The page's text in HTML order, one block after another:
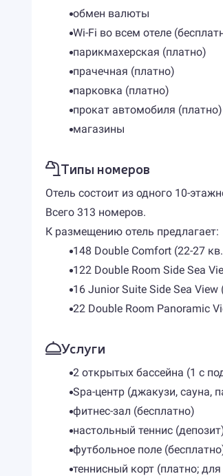
обмен валюты
Wi-Fi во всем отеле
парикмахерская (платно)
прачечная (платно)
парковка (платно)
прокат автомобиля (платно)
магазины
Типы номеров
Отель состоит из одного 10-
Всего 313 номеров.
К размещению отель предлагает:
148 Double Comfort (22-27
122 Double Room Side Sea
16 Junior Suite Side Sea
22 Double Room Panoramic
Услуги
2 открытых бассейна (1 с
Spa-центр (джакузи, сауна,
фитнес-зал (бесплатно)
настольный теннис
футбольное поле
теннисный корт (платно;